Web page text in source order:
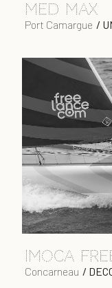
MED MAX
Port Camargue /
IMOCA
Concarneau /